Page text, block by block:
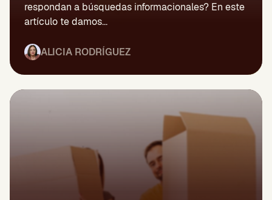
respondan a búsquedas informacionales? En este
artículo te damos...
ALICIA RODRÍGUEZ